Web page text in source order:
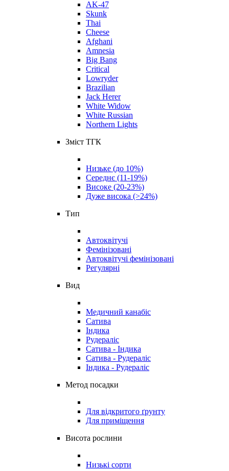
AK-47
Skunk
Thai
Cheese
Afghani
Amnesia
Big Bang
Critical
Lowryder
Brazilian
Jack Herer
White Widow
White Russian
Northern Lights
Зміст ТГК
Низьке (до 10%)
Середнє (11-19%)
Високе (20-23%)
Дуже висока (>24%)
Тип
Автоквітучі
Фемінізовані
Автоквітучі фемінізовані
Регулярні
Вид
Медичний канабіс
Сатива
Індика
Рудераліс
Сатива - Індика
Сатива - Рудераліс
Індика - Рудераліс
Метод посадки
Для відкритого ґрунту
Для приміщення
Висота рослини
Низькі сорти